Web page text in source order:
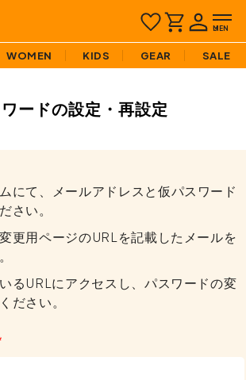
WOMEN KIDS GEAR SALE
ードの設定・再設定
にて、メールアドレスと仮パスワード
さい。
更用ページのURLを記載したメールを
るURLにアクセスし、パスワードの変
ださい。